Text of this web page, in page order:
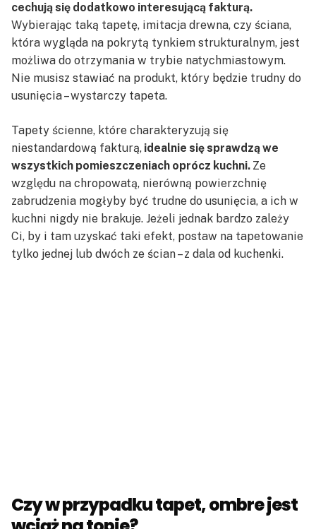
cechują się dodatkowo interesującą fakturą.
Wybierając taką tapetę, imitacja drewna, czy ściana,
która wygląda na pokrytą tynkiem strukturalnym, jest
możliwa do otrzymania w trybie natychmiastowym.
Nie musisz stawiać na produkt, który będzie trudny do
usunięcia – wystarczy tapeta.
Tapety ścienne, które charakteryzują się
niestandardową fakturą, idealnie się sprawdzą we
wszystkich pomieszczeniach oprócz kuchni. Ze
względu na chropowatą, nierówną powierzchnię
zabrudzenia mogłyby być trudne do usunięcia, a ich w
kuchni nigdy nie brakuje. Jeżeli jednak bardzo zależy
Ci, by i tam uzyskać taki efekt, postaw na tapetowanie
tylko jednej lub dwóch ze ścian – z dala od kuchenki.
Czy w przypadku tapet, ombre jest